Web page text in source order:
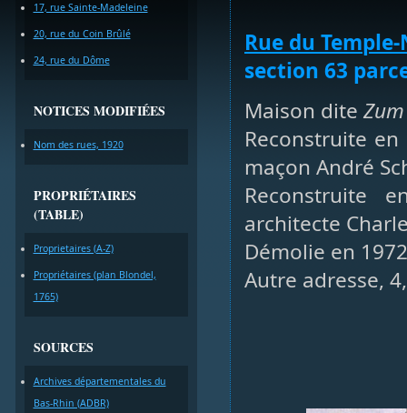
17, rue Sainte-Madeleine
20, rue du Coin Brûlé
24, rue du Dôme
NOTICES MODIFIÉES
Nom des rues, 1920
PROPRIÉTAIRES
(TABLE)
Proprietaires (A-Z)
Propriétaires (plan Blondel,
1765)
SOURCES
Archives départementales du
Bas-Rhin (ADBR)
Rue du
section 63
Maison dite
Reconstruite en
maçon André
Reconstruite
architecte
Démolie en 1972
Autre adresse,